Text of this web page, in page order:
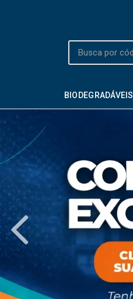
BIODEGRADÁVEIS